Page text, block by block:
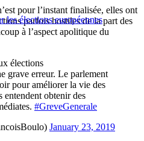
les élections européennes
pour l’instant finalisée, elles ont
parfois hostiles de la part des
à l’aspect apolitique du
élections
grave erreur. Le parlement
pour améliorer la vie des
entendent obtenir des
#GreveGenerale
January 23, 2019